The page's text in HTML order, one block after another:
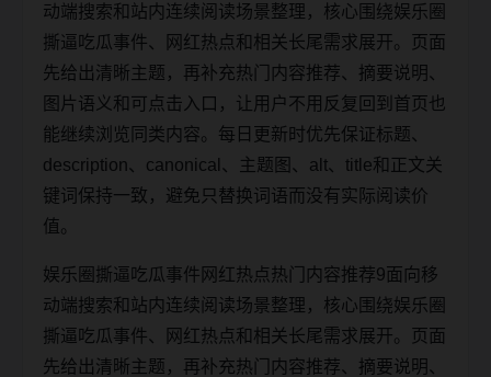
动端搜索和站内连续阅读场景整理，核心围绕娱乐圈
撕逼吃瓜事件、网红热点和相关长尾需求展开。页面
先给出清晰主题，再补充热门内容推荐、摘要说明、
图片语义和可点击入口，让用户不用反复回到首页也
能继续浏览同类内容。每日更新时优先保证标题、
description、canonical、主题图、alt、title和正文关
键词保持一致，避免只替换词语而没有实际阅读价
值。
娱乐圈撕逼吃瓜事件网红热点热门内容推荐9面向移
动端搜索和站内连续阅读场景整理，核心围绕娱乐圈
撕逼吃瓜事件、网红热点和相关长尾需求展开。页面
先给出清晰主题，再补充热门内容推荐、摘要说明、